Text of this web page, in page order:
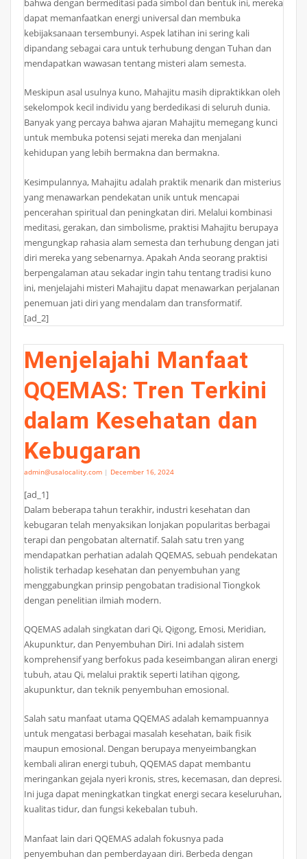
bahwa dengan bermeditasi pada simbol dan bentuk ini, mereka
dapat memanfaatkan energi universal dan membuka
kebijaksanaan tersembunyi. Aspek latihan ini sering kali
dipandang sebagai cara untuk terhubung dengan Tuhan dan
mendapatkan wawasan tentang misteri alam semesta.
Meskipun asal usulnya kuno, Mahajitu masih dipraktikkan oleh
sekelompok kecil individu yang berdedikasi di seluruh dunia.
Banyak yang percaya bahwa ajaran Mahajitu memegang kunci
untuk membuka potensi sejati mereka dan menjalani
kehidupan yang lebih bermakna dan bermakna.
Kesimpulannya, Mahajitu adalah praktik menarik dan misterius
yang menawarkan pendekatan unik untuk mencapai
pencerahan spiritual dan peningkatan diri. Melalui kombinasi
meditasi, gerakan, dan simbolisme, praktisi Mahajitu berupaya
mengungkap rahasia alam semesta dan terhubung dengan jati
diri mereka yang sebenarnya. Apakah Anda seorang praktisi
berpengalaman atau sekadar ingin tahu tentang tradisi kuno
ini, menjelajahi misteri Mahajitu dapat menawarkan perjalanan
penemuan jati diri yang mendalam dan transformatif.
[ad_2]
Menjelajahi Manfaat
QQEMAS: Tren Terkini
dalam Kesehatan dan
Kebugaran
admin@usalocality.com | December 16, 2024
[ad_1]
Dalam beberapa tahun terakhir, industri kesehatan dan
kebugaran telah menyaksikan lonjakan popularitas berbagai
terapi dan pengobatan alternatif. Salah satu tren yang
mendapatkan perhatian adalah QQEMAS, sebuah pendekatan
holistik terhadap kesehatan dan penyembuhan yang
menggabungkan prinsip pengobatan tradisional Tiongkok
dengan penelitian ilmiah modern.
QQEMAS adalah singkatan dari Qi, Qigong, Emosi, Meridian,
Akupunktur, dan Penyembuhan Diri. Ini adalah sistem
komprehensif yang berfokus pada keseimbangan aliran energi
tubuh, atau Qi, melalui praktik seperti latihan qigong,
akupunktur, dan teknik penyembuhan emosional.
Salah satu manfaat utama QQEMAS adalah kemampuannya
untuk mengatasi berbagai masalah kesehatan, baik fisik
maupun emosional. Dengan berupaya menyeimbangkan
kembali aliran energi tubuh, QQEMAS dapat membantu
meringankan gejala nyeri kronis, stres, kecemasan, dan depresi.
Ini juga dapat meningkatkan tingkat energi secara keseluruhan,
kualitas tidur, dan fungsi kekebalan tubuh.
Manfaat lain dari QQEMAS adalah fokusnya pada
penyembuhan dan pemberdayaan diri. Berbeda dengan